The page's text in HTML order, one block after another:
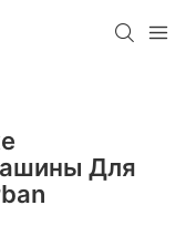
Для